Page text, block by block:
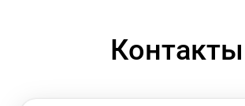
Контакты